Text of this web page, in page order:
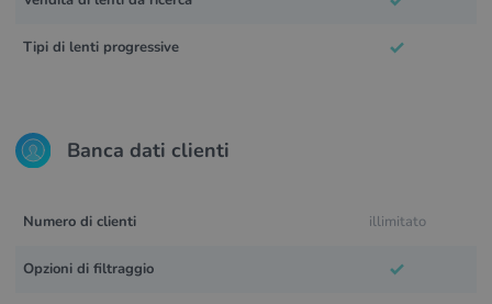
Tipi di lenti progressive
Banca dati clienti
Numero di clienti illimitato
Opzioni di filtraggio